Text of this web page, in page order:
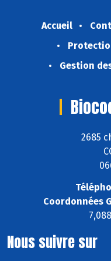
Accueil
Gestion
2685
Coordonnées
Nous suivre sur